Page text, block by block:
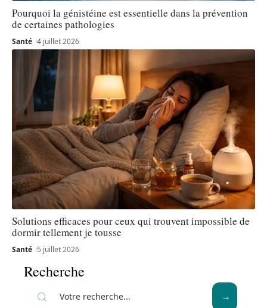
Pourquoi la génistéine est essentielle dans la prévention
de certaines pathologies
Santé 4 juillet 2026
Solutions efficaces pour ceux qui trouvent impossible de
dormir tellement je tousse
Santé 5 juillet 2026
Recherche